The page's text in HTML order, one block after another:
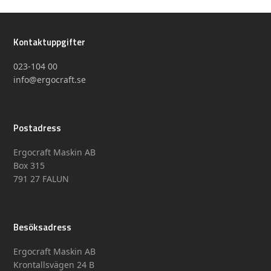
Kontaktuppgifter
023-104 00
info@ergocraft.se
Postadress
Ergocraft Maskin AB
Box 315
791 27 FALUN
Besöksadress
Ergocraft Maskin AB
Krontallsvägen 24 B